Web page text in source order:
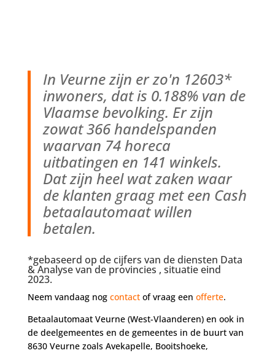
In Veurne zijn er zo'n 12603*
inwoners, dat is 0.188% van de
Vlaamse bevolking. Er zijn
zowat 366 handelspanden
waarvan 74 horeca
uitbatingen en 141 winkels.
Dat zijn heel wat zaken waar
de klanten graag met een Cash
betaalautomaat willen
betalen.
*gebaseerd op de cijfers van de diensten Data
& Analyse van de provincies , situatie eind
2023.
Neem vandaag nog contactof vraag een offerte.
Betaalautomaat Veurne (West-Vlaanderen) en ook in
de deelgemeentes en de gemeentes in de buurt van
8630 Veurne zoals Avekapelle, Booitshoeke,